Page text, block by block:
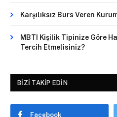
Karşılıksız Burs Veren
MBTI Kişilik Tipinize Göre
Tercih Etmelisiniz?
BIZI TAKIP EDIN
Facebook